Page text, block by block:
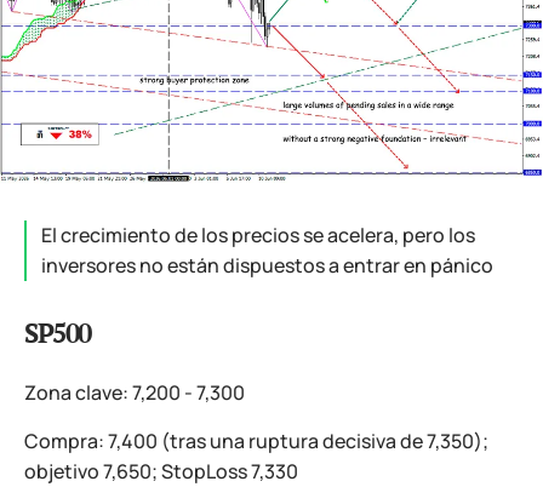
El crecimiento de los precios se acelera, pero los
inversores no están dispuestos a entrar en pánico
SP500
Zona clave: 7,200 - 7,300
Compra: 7,400 (tras una ruptura decisiva de 7,350);
objetivo 7,650; StopLoss 7,330